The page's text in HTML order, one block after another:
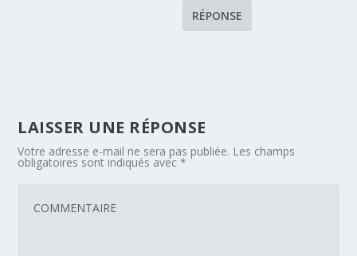
RÉPONSE
LAISSER UNE RÉPONSE
Votre adresse e-mail ne sera pas publiée. Les champs
obligatoires sont indiqués avec*